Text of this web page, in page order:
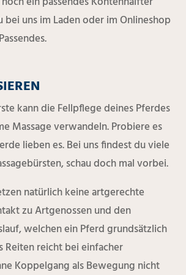
bei uns im Laden oder im Onlineshop
kann die Fellpflege deines Pferdes
Massage verwandeln. Probiere es
lieben es. Bei uns findest du viele
schau doch mal vorbei.
natürlich keine artgerechte
zu Artgenossen und den
welchen ein Pferd grundsätzlich
Reiten reicht bei einfacher
Koppelgang als Bewegung nicht